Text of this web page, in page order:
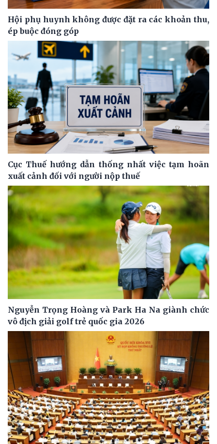
Hội phụ huynh không được đặt ra các khoản thu,
ép buộc đóng góp
Cục Thuế hướng dẫn thống nhất việc tạm hoãn
xuất cảnh đối với người nộp thuế
Nguyễn Trọng Hoàng và Park Ha Na giành chức
vô địch giải golf trẻ quốc gia 2026